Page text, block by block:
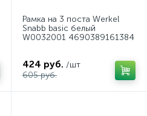
Рамка на 3 поста Werkel
Snabb basic белый
W0032001 4690389161384
424 руб. /шт
605 руб.